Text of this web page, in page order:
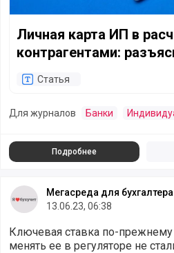
Личная карта ИП в
контрагентами:
Статья
Для журналов Банки
Подробнее
Мегасреда для бухгалтера
13.06.23, 06:38
Ключевая ставка по-прежнему
менять ее в регуляторе не